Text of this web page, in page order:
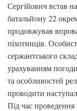
Сергійович встав
батальйону 22
продовжував
піхотинців.
сержантського
урахуванням
та особливостей
проводити
Під час